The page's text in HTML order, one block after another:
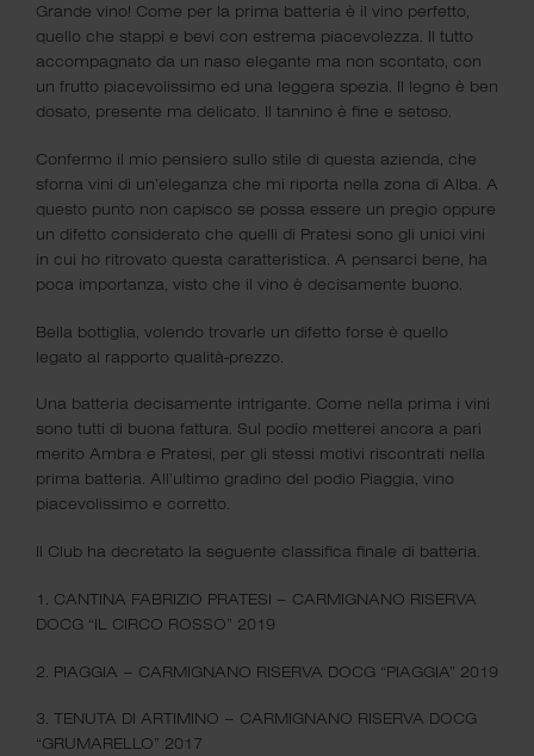
Ho letto e accetto laprivacy policy
ISCRIVITI
Contattaci
Corso Bettini 24, 38068 Rovereto (TN)
paolo@osteriadelpettirosso.it
Lavora con noi
Siamo sempre alla ricerca di persone appassionate.
Grande vino! Come per la prima batteria è il vino perfetto,
quello che stappi e bevi con estrema piacevolezza. Il tutto
accompagnato da un naso elegante ma non scontato, con
un frutto piacevolissimo ed una leggera spezia. Il legno è ben
dosato, presente ma delicato. Il tannino è fine e setoso.
Confermo il mio pensiero sullo stile di questa azienda, che
sforna vini di un’eleganza che mi riporta nella zona di Alba. A
questo punto non capisco se possa essere un pregio oppure
un difetto considerato che quelli di Pratesi sono gli unici vini
in cui ho ritrovato questa caratteristica. A pensarci bene, ha
poca importanza, visto che il vino è decisamente buono.
Bella bottiglia, volendo trovarle un difetto forse è quello
legato al rapporto qualità-prezzo.
Una batteria decisamente intrigante. Come nella prima i vini
sono tutti di buona fattura. Sul podio metterei ancora a pari
merito Ambra e Pratesi, per gli stessi motivi riscontrati nella
prima batteria. All’ultimo gradino del podio Piaggia, vino
piacevolissimo e corretto.
Il Club ha decretato la seguente classifica finale di batteria.
1. CANTINA FABRIZIO PRATESI – CARMIGNANO RISERVA
DOCG “IL CIRCO ROSSO” 2019
2. PIAGGIA – CARMIGNANO RISERVA DOCG “PIAGGIA” 2019
3. TENUTA DI ARTIMINO – CARMIGNANO RISERVA DOCG
“GRUMARELLO” 2017